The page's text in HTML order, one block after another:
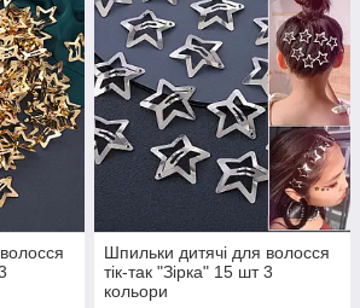
Шпильки дитячі для волосся
тік-так "Зірка" 15 шт 3
кольори